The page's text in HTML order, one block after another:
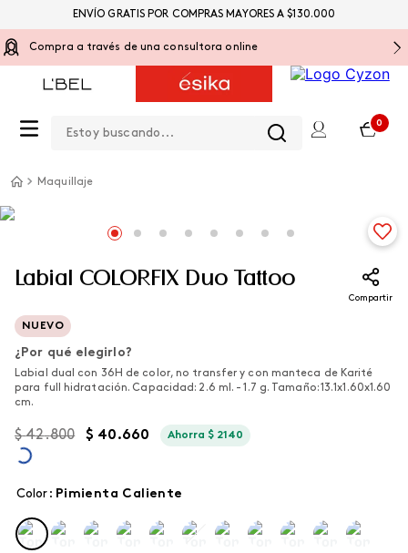
Compra a través de una consultora online
0
ENVÍO GRATIS POR COMPRAS MAYORES A $130.000
Maquillaje
Labial COLORFIX Duo Tattoo
Compartir
NUEVO
¿Por qué elegirlo?
Labial dual con 36H de color, no transfer y con manteca de Karité
para full hidratación. Capacidad: 2.6 ml. - 1.7 g. Tamaño: 13.1x1.60x1.60
cm.
$ 42.800 $ 40.660 Ahorra$ 2140
Color : pimienta caliente